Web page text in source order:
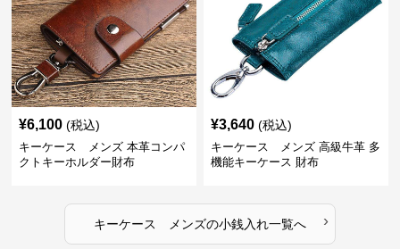
¥6,100 (税込)
キーケース メンズ 本革コンパ
クトキーホルダー財布
¥3,640 (税込)
キーケース メンズ 高級牛革 多
機能キーケース 財布
キーケース メンズの小銭入れ一覧へ ›